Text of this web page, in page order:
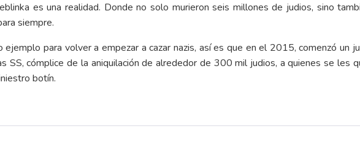
es una realidad. Donde no solo murieron seis millones de judios, sino
siempre.
para volver a empezar a cazar nazis, así es que en el 2015, comenzó un
SS, cómplice de la aniquilación de alrededor de 300 mil judios, a quienes se les
botín.